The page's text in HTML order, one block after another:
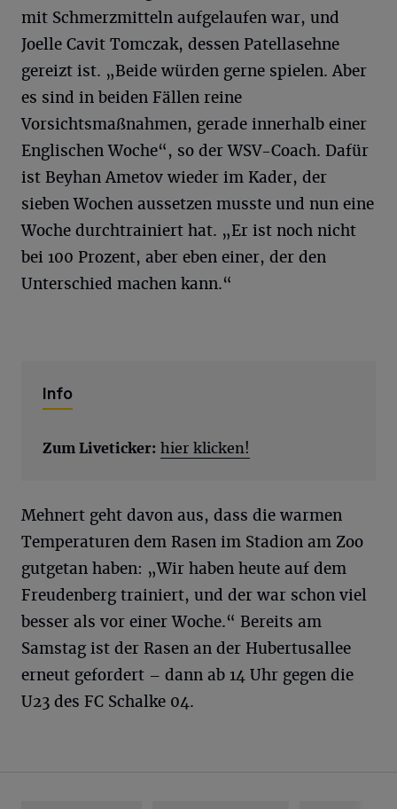
mit Schmerzmitteln aufgelaufen war, und
Joelle Cavit Tomczak, dessen Patellasehne
gereizt ist. „Beide würden gerne spielen. Aber
es sind in beiden Fällen reine
Vorsichtsmaßnahmen, gerade innerhalb einer
Englischen Woche“, so der WSV-Coach. Dafür
ist Beyhan Ametov wieder im Kader, der
sieben Wochen aussetzen musste und nun eine
Woche durchtrainiert hat. „Er ist noch nicht
bei 100 Prozent, aber eben einer, der den
Unterschied machen kann.“
Info
Zum Liveticker: hier klicken!
Mehnert geht davon aus, dass die warmen
Temperaturen dem Rasen im Stadion am Zoo
gutgetan haben: „Wir haben heute auf dem
Freudenberg trainiert, und der war schon viel
besser als vor einer Woche.“ Bereits am
Samstag ist der Rasen an der Hubertusallee
erneut gefordert – dann ab 14 Uhr gegen die
U23 des FC Schalke 04.